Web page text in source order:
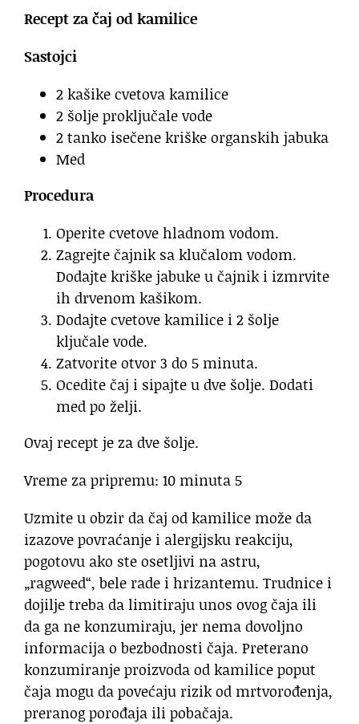
Recept za čaj od kamilice
Sastojci
2 kašike cvetova kamilice
2 šolje proključale vode
2 tanko isečene kriške organskih jabuka
Med
Procedura
Operite cvetove hladnom vodom.
Zagrejte čajnik sa klučalom vodom.
Dodajte kriške jabuke u čajnik i izmrvite
ih drvenom kašikom.
Dodajte cvetove kamilice i 2 šolje
ključale vode.
Zatvorite otvor 3 do 5 minuta.
Ocedite čaj i sipajte u dve šolje. Dodati
med po želji.
Ovaj recept je za dve šolje.
Vreme za pripremu: 10 minuta 5
Uzmite u obzir da čaj od kamilice može da
izazove povraćanje i alergijsku reakciju,
pogotovu ako ste osetljivi na astru,
„ragweed“, bele rade i hrizantemu. Trudnice i
dojilje treba da limitiraju unos ovog čaja ili
da ga ne konzumiraju, jer nema dovoljno
informacija o bezbodnosti čaja. Preterano
konzumiranje proizvoda od kamilice poput
čaja mogu da povećaju rizik od mrtvorođenja,
preranog porođaja ili pobačaja.